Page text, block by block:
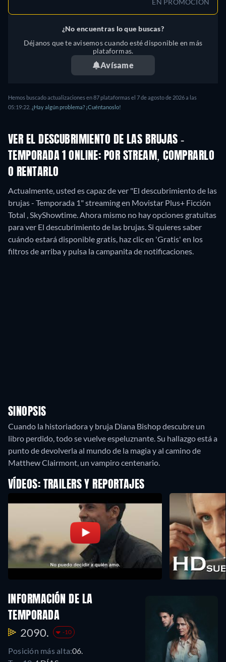
¿No encuentras lo que buscas?
Déjanos que te avisemos cuando esté disponible en más
plataformas.
Avísame
Hemos buscado actualizaciones en87plataformas el 7 de agosto de 2026a las
05:19:22 ¿Hay algún problema? ¡Cuéntanoslo!
VER EL DESCUBRIMIENTO DE LAS BRUJAS -
TEMPORADA 1 ONLINE: POR STREAM, COMPRARLO
O RENTARLO
Actualmente, usted es capaz de ver "El descubrimiento de las
brujas - Temporada 1" streaming en Movistar Plus+ Ficción
Total , SkyShowtime. Ahora mismo no hay opciones gratuitas
para ver El descubrimiento de las brujas. Si quieres saber
cuándo estará disponible gratis, haz clic en 'Gratis' en los
filtros de arriba y pulsa la campanita de notificaciones.
SINOPSIS
Cuando la historiadora y bruja Diana Bishop descubre un
libro perdido, todo se vuelve espeluznante. Su hallazgo está a
punto de devolverla al mundo de la magia y al camino de
Matthew Clairmont, un vampiro centenario.
VÍDEOS: TRAILERS Y REPORTAJES
INFORMACIÓN DE LA
TEMPORADA
2090. -10
Posición más alta:06.